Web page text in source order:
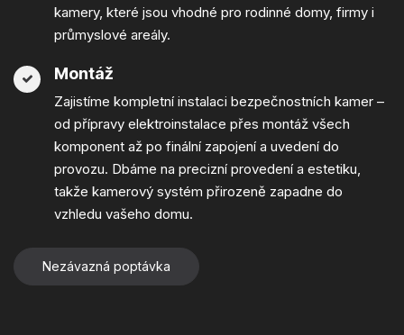
kamery, které jsou vhodné pro rodinné domy, firmy i
průmyslové areály.
Montáž
Zajistíme kompletní instalaci bezpečnostních kamer –
od přípravy elektroinstalace přes montáž všech
komponent až po finální zapojení a uvedení do
provozu. Dbáme na precizní provedení a estetiku,
takže kamerový systém přirozeně zapadne do
vzhledu vašeho domu.
Nezávazná poptávka